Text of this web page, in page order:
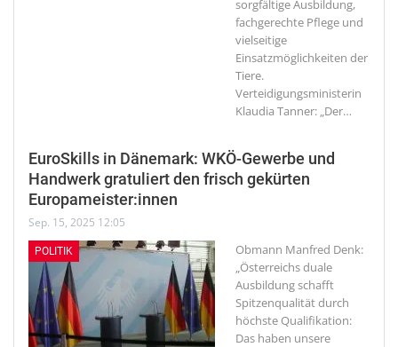
sorgfältige Ausbildung,
fachgerechte Pflege und
vielseitige
Einsatzmöglichkeiten der
Tiere.
Verteidigungsministerin
Klaudia Tanner: „Der…
EuroSkills in Dänemark: WKÖ-Gewerbe und
Handwerk gratuliert den frisch gekürten
Europameister:innen
Sep. 15, 2025 12:05
POLITIK
Obmann Manfred Denk:
„Österreichs duale
Ausbildung schafft
Spitzenqualität durch
höchste Qualifikation:
Das haben unsere